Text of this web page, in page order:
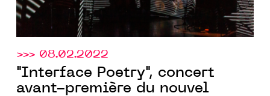
>>> 08.02.2022
"Interface Poetry", concert
avant-première du nouvel